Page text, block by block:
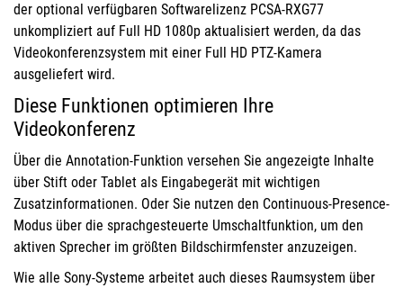
der optional verfügbaren Softwarelizenz PCSA-RXG77
unkompliziert auf Full HD 1080p aktualisiert werden, da das
Videokonferenzsystem mit einer Full HD PTZ-Kamera
ausgeliefert wird.
Diese Funktionen optimieren Ihre
Videokonferenz
Über die Annotation-Funktion versehen Sie angezeigte Inhalte
über Stift oder Tablet als Eingabegerät mit wichtigen
Zusatzinformationen. Oder Sie nutzen den Continuous-Presence-
Modus über die sprachgesteuerte Umschaltfunktion, um den
aktiven Sprecher im größten Bildschirmfenster anzuzeigen.
Wie alle Sony-Systeme arbeitet auch dieses Raumsystem über